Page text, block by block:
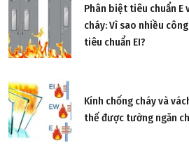
Phân biệt tiêu chuẩn E
cháy: Vì sao nhiều
tiêu chuẩn EI?
Kính chống cháy và
thế được tường ngăn